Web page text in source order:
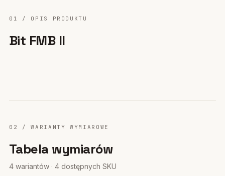
01 / OPIS PRODUKTU
Bit FMB II
02 / WARIANTY WYMIAROWE
Tabela wymiarów
4 wariantów · 4 dostępnych SKU